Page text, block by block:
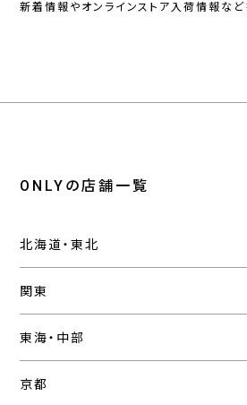
新着情報やオンラインストア入荷情報など
ONLYの店舗一覧
北海道・東北
関東
東海・中部
京都